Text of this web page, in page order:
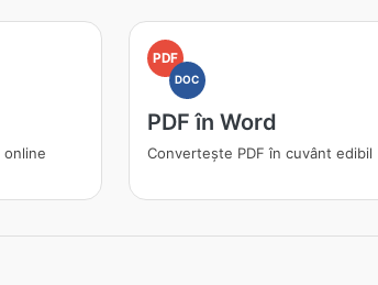
online
PDF
DOC
PDF în Word
Convertește PDF în cuvânt edibil